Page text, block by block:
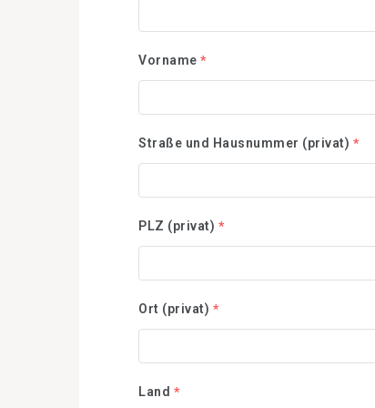
Vorname *
Straße und Hausnummer (privat) *
PLZ (privat) *
Ort (privat) *
Land *